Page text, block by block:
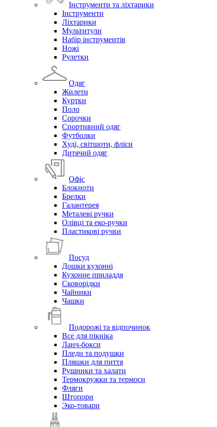
Інструменти та ліхтарики
Інструменти
Ліхтарики
Мультитули
Набір інструментів
Ножі
Рулетки
Одяг
Жилети
Куртки
Поло
Сорочки
Спортивний одяг
Футболки
Худі, світшоти, фліси
Дитячий одяг
Офіс
Блокноти
Брелки
Галантерея
Металеві ручки
Олівці та еко-ручки
Пластикові ручки
Посуд
Дошки кухонні
Кухонне приладдя
Сковорідки
Чайники
Чашки
Подорожі та відпочинок
Все для пікніка
Ланч-бокси
Пледи та подушки
Пляшки для пиття
Рушники та халати
Термокружки та термоси
Фляги
Штопори
Эко-товари